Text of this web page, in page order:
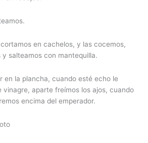
en cachelos, y las cocemos,
salteamos con mantequilla.
en la plancha, cuando esté echo le
vinagre, aparte freímos los ajos, cuando
encima del emperador.